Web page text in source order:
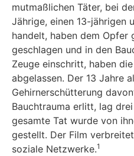
mutmaßlichen Täter, bei
Jährige, einen 13-jährigen
handelt, haben dem Opfer
geschlagen und in den
Zeuge einschritt, haben
abgelassen. Der 13 Jahre
Gehirnerschütterung
Bauchtrauma erlitt, lag
gesamte Tat wurde von
gestellt. Der Film
soziale Netzwerke.1